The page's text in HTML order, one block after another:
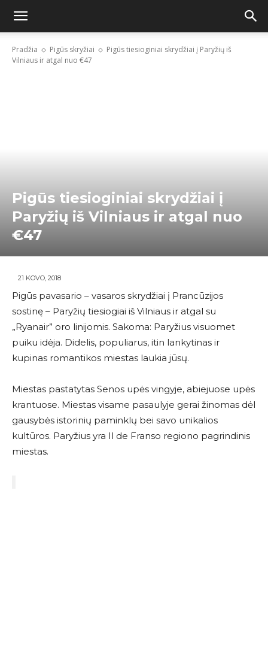
Pradžia Pigūs skryžiai
Pigūs tiesioginiai skrydžiai į Paryžių iš
Vilniaus ir atgal nuo €47
Pigūs tiesioginiai skrydžiai į
Paryžių iš Vilniaus ir atgal nuo
€47
21 KOVO, 2018
Pigūs pavasario – vasaros skrydžiai į Prancūzijos
sostinę – Paryžių tiesiogiai iš Vilniaus ir atgal su
„Ryanair” oro linijomis. Sakoma: Paryžius visuomet
puiku idėja. Didelis, populiarus, itin lankytinas ir
kupinas romantikos miestas laukia jūsų.
Miestas pastatytas Senos upės vingyje, abiejuose upės
krantuose. Miestas visame pasaulyje gerai žinomas dėl
gausybės istorinių paminklų bei savo unikalios
kultūros. Paryžius yra Il de Franso regiono pagrindinis
miestas.